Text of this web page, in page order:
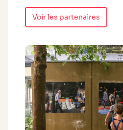
Voir les partenaires